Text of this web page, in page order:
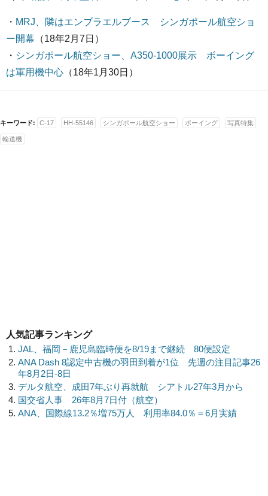
・ MRJ、隣はエンブラエルブース シンガポール航空ショ
ー開幕 （18年2月7日）
・ シンガポール航空ショー、A350-1000展示 ボーイング
は軍用機中心 （18年1月30日）
キーワード: C-17 HH-55146 シンガポール航空ショー ボーイング 写真特集
輸送機
人気記事ランキング
JAL、福岡－鹿児島臨時便を8/19まで継続 80便設定
ANA Dash 8認定中古機の羽田到着が1位 先週の注目記事26
年8月2日-8日
デルタ航空、成田7年ぶり再就航 シアトル27年3月から
国交省人事 26年8月7日付（航空）
ANA、国際線13.2％増75万人 利用率84.0％＝6月実績